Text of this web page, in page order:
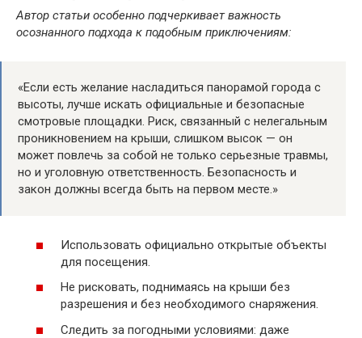
Автор статьи особенно подчеркивает важность
осознанного подхода к подобным приключениям:
«Если есть желание насладиться панорамой города с
высоты, лучше искать официальные и безопасные
смотровые площадки. Риск, связанный с нелегальным
проникновением на крыши, слишком высок — он
может повлечь за собой не только серьезные травмы,
но и уголовную ответственность. Безопасность и
закон должны всегда быть на первом месте.»
Использовать официально открытые объекты
для посещения.
Не рисковать, поднимаясь на крыши без
разрешения и без необходимого снаряжения.
Следить за погодными условиями: даже